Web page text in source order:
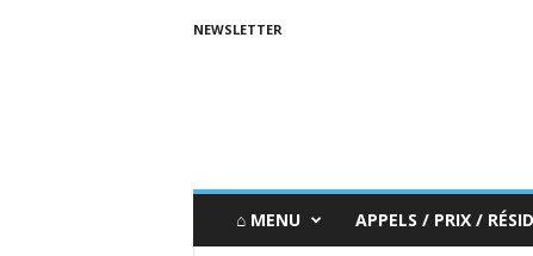
NEWSLETTER
⌂ MENU APPELS / PRIX /